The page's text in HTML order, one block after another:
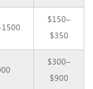
$150–
$350
$300–
$900